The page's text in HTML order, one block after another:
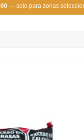
— solo para zonas